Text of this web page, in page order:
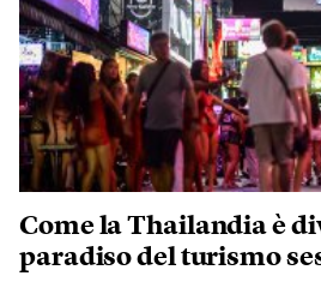
Come la Thailandia è
paradiso del turismo